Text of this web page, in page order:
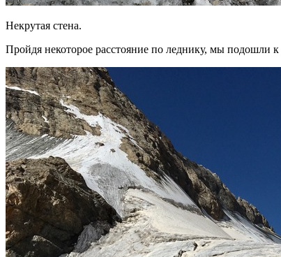
Некрутая стена.
Пройдя некоторое расстояние по леднику, мы подошли